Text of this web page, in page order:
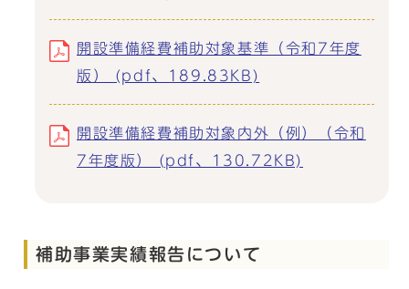
開設準備経費補助対象基準（令和7年度
版） (pdf、189.83KB)
開設準備経費補助対象内外（例）（令和
7年度版） (pdf、130.72KB)
補助事業実績報告について